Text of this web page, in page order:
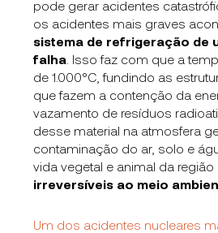
pode gerar acidentes
os acidentes mais graves
sistema de refrigeração de
falha . Isso faz com que a
de 1.000°C , fundindo as
que fazem a contenção da
vazamento de resíduos
desse material na atmosfera
contaminação do ar, solo e
vida vegetal e animal da região
irreversíveis ao meio
Um dos acidentes nucleares